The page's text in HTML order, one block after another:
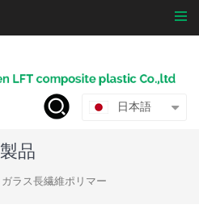
日本語
製品
ガラス長繊維ポリマー